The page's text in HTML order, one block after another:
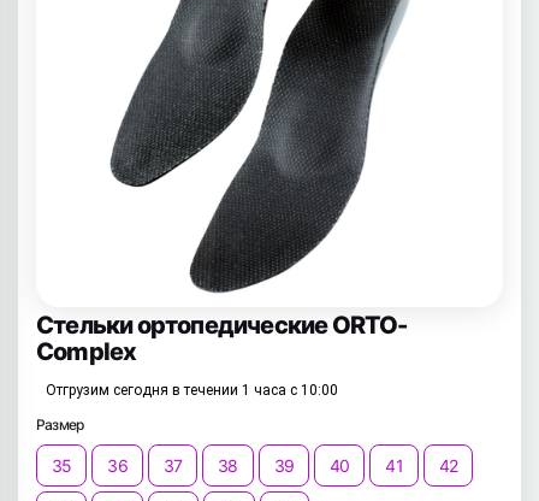
Стельки ортопедические ORTO-
Complex
Отгрузим сегодня в течении 1 часа с 10:00
Размер
35 36 37 38 39 40 41 42